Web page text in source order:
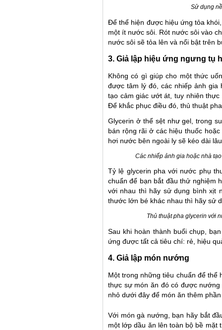
Sử dụng
Để thể hiện được hiệu ứng tỏa
một ít nước sôi. Rót nước sôi vào
nước sôi sẽ tỏa lên và nổi bật trên
3. Giả lập hiệu ứng ngưng tụ
Không có gì giúp cho một thức
được tâm lý đó, các nhiếp ảnh
tạo cảm giác ướt át, tuy nhiên
Để khắc phục điều đó, thủ thuật
Glycerin ở thể sệt như gel, trong
bán rộng rãi ở các hiệu thuốc
hơi nước bên ngoài ly sẽ kéo dài
Các nhiếp ảnh gia hoặc nhà
Tỷ lệ glycerin pha với nước phụ
chuẩn để bạn bắt đầu thử nghiệm
với nhau thì hãy sử dụng bình xịt
thước lớn bé khác nhau thì hãy sử
Thủ thuật pha glycerin với
Sau khi hoàn thành buổi chụp,
ứng được tất cả tiêu chí: rẻ, hiệu
4. Giả lập món nướng
Một trong những tiêu chuẩn để thể
thực sự món ăn đó có được
nhỏ dưới đây để món ăn thêm
Với món gà nướng, bạn hãy bắt
một lớp dầu ăn lên toàn bộ bề mặt